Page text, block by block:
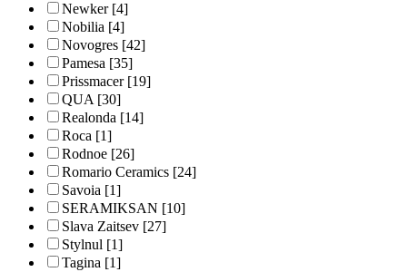
Newker[4]
Nobilia [4]
Novogres [42]
Pamesa [35]
Prissmacer[19]
QUA[30]
Realonda [14]
Roca [1]
Rodnoe [26]
Romario Ceramics [24]
Savoia [1]
SERAMIKSAN [10]
Slava Zaitsev [27]
Stylnul [1]
Tagina [1]